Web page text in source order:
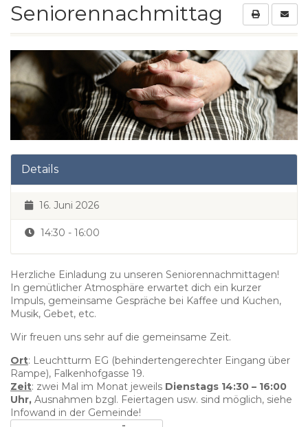
Seniorennachmittag
Details
16. Juni 2026
14:30 - 16:00
Herzliche Einladung zu unseren Seniorennachmittagen!
In gemütlicher Atmosphäre erwartet dich ein kurzer
Impuls, gemeinsame Gespräche bei Kaffee und Kuchen,
Musik, Gebet, etc.
Wir freuen uns sehr auf die gemeinsame Zeit.
Ort: Leuchtturm EG (behindertengerechter Eingang über
Rampe), Falkenhofgasse 19.
Zeit: zwei Mal im Monat jeweils Dienstags 14:30 – 16:00
Uhr, Ausnahmen bzgl. Feiertagen usw. sind möglich, siehe
Infowand in der Gemeinde!